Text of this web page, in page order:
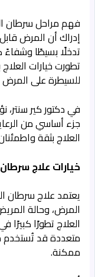
فهم مراحل سرطان
إدراك أن المرض
تدخلًا بسيطًا وشفاءً
تطورت خيارات
للسيطرة على المرض
في دكتور كير
جزء أساسي من
العلاج بثقة
خيارات علاج
يعتمد علاج سرطان
المرض، وحالة
العلاج تطورًا كبيرًا
متعددة قد تُستخدم
ممكنة.